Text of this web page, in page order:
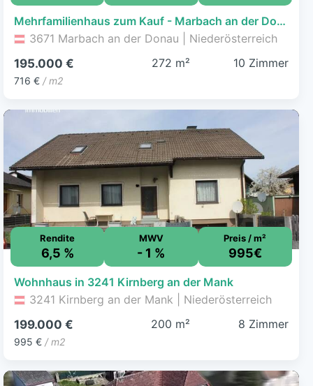
Mehrfamilienhaus zum Kauf - Marbach an der Donau - 195.000 € - 10 Zimmer, 272,2 m², 129 m² Grundstück
3671 Marbach an der Donau | Niederösterreich
195.000 €
716 € / m2
272 m² 10 Zimmer
Rendite
6,5 %
MWV
- 1 %
Preis / m²
995€
Wohnhaus in 3241 Kirnberg an der Mank
3241 Kirnberg an der Mank | Niederösterreich
199.000 €
995 € / m2
200 m² 8 Zimmer